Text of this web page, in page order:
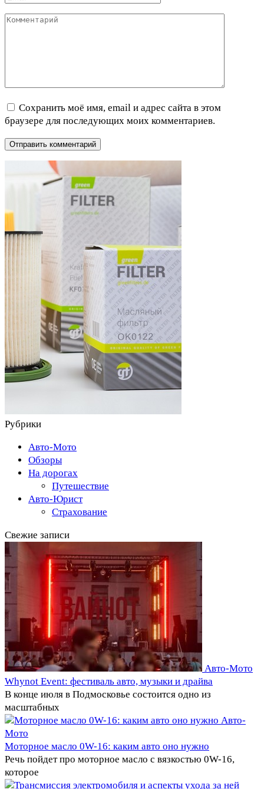
Комментарий
Сохранить моё имя, email и адрес сайта в этом
браузере для последующих моих комментариев.
Рубрики
Авто-Мото
Обзоры
На дорогах
Путешествие
Авто-Юрист
Страхование
Свежие записи
Авто-Мото
Whynot Event: фестиваль авто, музыки и драйва
В конце июля в Подмосковье состоится одно из
масштабных
Авто-
Мото
Моторное масло 0W-16: каким авто оно нужно
Речь пойдет про моторное масло с вязкостью 0W-16,
которое